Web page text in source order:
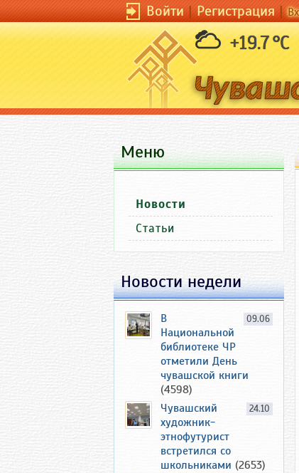
Войти|Регистрация|
+19.7 °C
Меню
Новости
Статьи
Новости недели
09.06
В
Национальной
библиотеке ЧР
отметили День
чувашской книги
(4598)
24.10
Чувашский
художник-
этнофутурист
встретился со
школьниками (2653)